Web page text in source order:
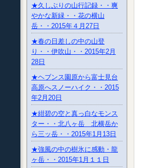
★久しぶりの山行記録・・爽
やかな新緑・・花の横山
岳・・2015年４月27日
★春の日差しの中の山登
り・・伊吹山・・2015年2月
28日
★ヘブンス園原から富士見台
高原へスノーハイク・・2015
年2月20日
★紺碧の空と真っ白なモンス
ター・・北八ヶ岳 北横岳か
ら三ッ岳・・2015年1月13日
★強風の中の樹氷に感動・龍
ヶ岳・・2015年1月１１日